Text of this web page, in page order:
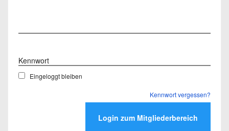
Kennwort
Eingeloggt bleiben
Kennwort vergessen?